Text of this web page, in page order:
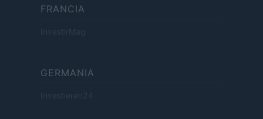
FRANCIA
InvestirMag
GERMANIA
Investieren24